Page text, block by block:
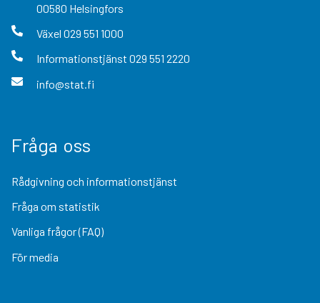
00580 Helsingfors
Växel 029 551 1000
Informationstjänst 029 551 2220
info@stat.fi
Fråga oss
Rådgivning och informationstjänst
Fråga om statistik
Vanliga frågor (FAQ)
För media